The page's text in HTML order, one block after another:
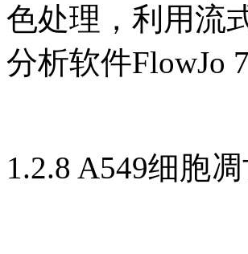
色处理，利用流
分析软件FlowJo
1.2.8 A549细胞